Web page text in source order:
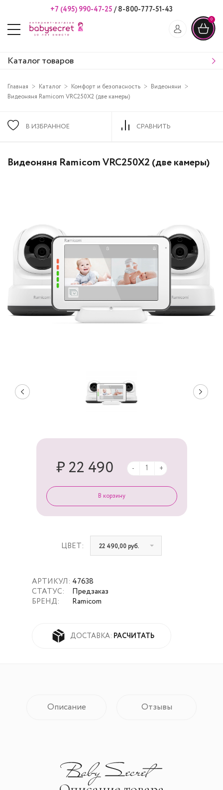
+7 (495) 990-47-25 /8-800-777-51-43
0
Каталог товаров
Главная Каталог Комфорт и безопасность
Видеоняни
Видеоняня Ramicom VRC250X2 (две камеры)
В ИЗБРАННОЕ СРАВНИТЬ
Видеоняня Ramicom VRC250X2 (две камеры)
АРТИКУЛ:
СТАТУС:
БРЕНД:
47638
Предзаказ
Ramicom
ДОСТАВКА: РАСЧИТАТЬ
ЦВЕТ: 22 490,00 руб.
₽ 22 490 - +
Описание Отзывы